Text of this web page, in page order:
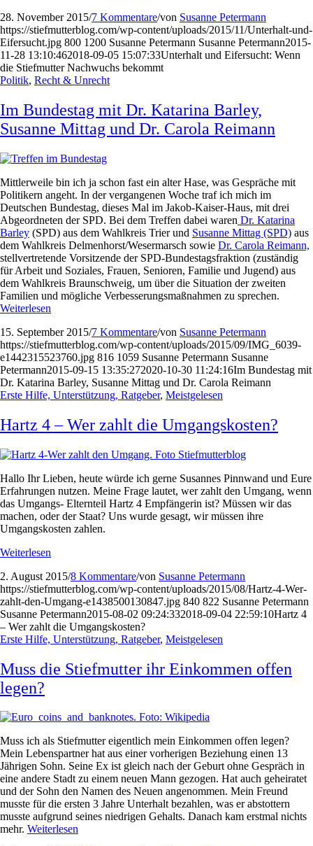
28. November 2015/7 Kommentare/von Susanne Petermann
https://stiefmutterblog.com/wp-content/uploads/2015/11/Unterhalt-und-
Eifersucht.jpg 800 1200 Susanne Petermann Susanne Petermann2015-
11-28 13:10:462018-09-05 15:07:33Unterhalt und Eifersucht: Wenn
die Stiefmutter Nachwuchs bekommt
Politik, Recht & Unrecht
Im Bundestag mit Dr. Katarina Barley,
Susanne Mittag und Dr. Carola Reimann
Mittlerweile bin ich ja schon fast ein alter Hase, was Gespräche mit
Politikern angeht. In der vergangenen Woche traf ich mich im
Deutschen Bundestag, dieses Mal im Jakob-Kaiser-Haus, mit drei
Abgeordneten der SPD. Bei dem Treffen dabei waren Dr. Katarina
Barley (SPD) aus dem Wahlkreis Trier und Susanne Mittag (SPD) aus
dem Wahlkreis Delmenhorst/Wesermarsch sowie Dr. Carola Reimann,
stellvertretende Vorsitzende der SPD-Bundestagsfraktion (zuständig
für Arbeit und Soziales, Frauen, Senioren, Familie und Jugend) aus
dem Wahlkreis Braunschweig, um über die Situation der zweiten
Familien und mögliche Verbesserungsmaßnahmen zu sprechen.
Weiterlesen
15. September 2015/7 Kommentare/von Susanne Petermann
https://stiefmutterblog.com/wp-content/uploads/2015/09/IMG_6039-
e1442315523760.jpg 816 1059 Susanne Petermann Susanne
Petermann2015-09-15 13:35:272020-10-30 11:24:16Im Bundestag mit
Dr. Katarina Barley, Susanne Mittag und Dr. Carola Reimann
Erste Hilfe, Unterstützung, Ratgeber, Meistgelesen
Hartz 4 – Wer zahlt die Umgangskosten?
Hallo Ihr Lieben, heute würde ich gerne Susannes Pinnwand und Eure
Erfahrungen nutzen. Meine Frage lautet, wer zahlt den Umgang, wenn
das Umgangs- Elternteil Hartz 4 Empfängerin ist? Müssen wir das
machen, oder der Staat? Uns wurde gesagt, wir müssen ihre
Umgangskosten zahlen.
Weiterlesen
2. August 2015/8 Kommentare/von Susanne Petermann
https://stiefmutterblog.com/wp-content/uploads/2015/08/Hartz-4-Wer-
zahlt-den-Umgang-e1438500130847.jpg 840 822 Susanne Petermann
Susanne Petermann2015-08-02 09:24:332018-09-04 22:59:10Hartz 4
– Wer zahlt die Umgangskosten?
Erste Hilfe, Unterstützung, Ratgeber, Meistgelesen
Muss die Stiefmutter ihr Einkommen offen
legen?
Muss ich als Stiefmutter eigentlich mein Einkommen offen legen?
Mein Lebenspartner hat aus einer vorherigen Beziehung einen 13
Jährigen Sohn. Seine Ex ist gleich nach der Geburt ohne Gespräch in
eine andere Stadt zu einem neuen Mann gezogen. Hat auch geheiratet
und der Sohn den Namen des Neuen angenommen. Mein Freund
musste für die ersten 3 Jahre Unterhalt bezahlen, was er abstottern
musste aufgrund seines niedrigen Gehalts. Danach kam erstmal nichts
mehr. Weiterlesen